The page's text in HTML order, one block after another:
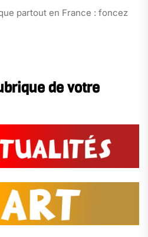
partout en France : foncez
de votre